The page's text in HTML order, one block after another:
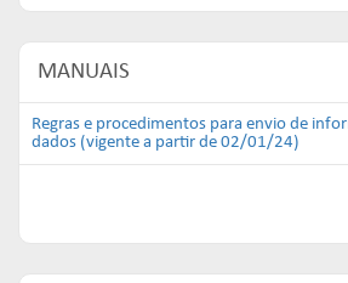
MANUAIS
Regras e procedimentos para envio de
dados (vigente a partir de 02/01/24)